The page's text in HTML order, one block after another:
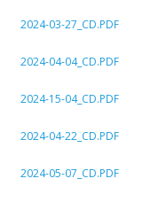
2024-03-27_CD.PDF
2024-04-04_CD.PDF
2024-15-04_CD.PDF
2024-04-22_CD.PDF
2024-05-07_CD.PDF